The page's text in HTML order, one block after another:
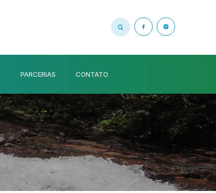
PARCERIAS CONTATO